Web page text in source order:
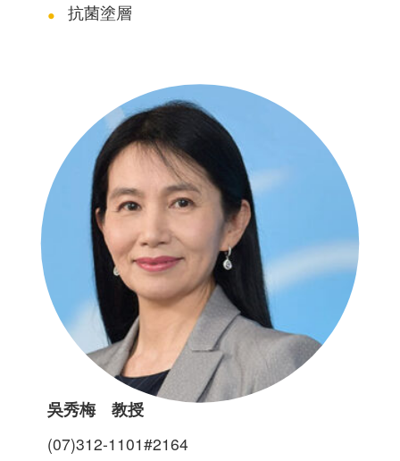
抗菌塗層
吳秀梅 教授
(07)312-1101#2164